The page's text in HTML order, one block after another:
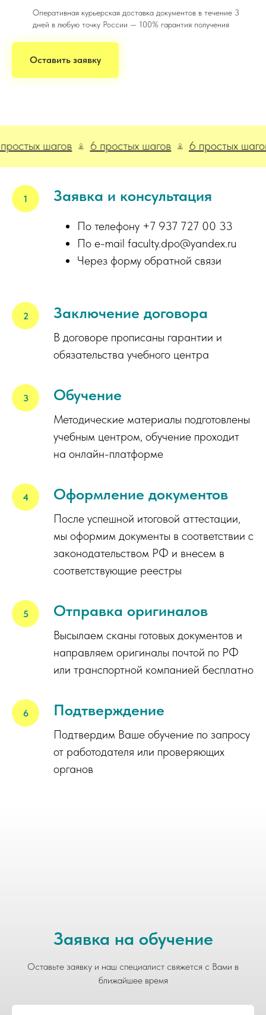
Оперативная курьерская доставка документов в течение 3
дней в любую точку России — 100% гарантия получения
Оставить заявку
шагов 6 простых шагов 6 простых шагов
Заявка и консультация
По телефону +7 937 727 00 33
По e-mail faculty.dpo@yandex.ru
Через форму обратной связи
Заключение договора
В договоре прописаны гарантии и
обязательства учебного центра
Обучение
Методические материалы подготовлены
учебным центром, обучение проходит
на онлайн-платформе
Оформление документов
После успешной итоговой аттестации,
мы оформим документы в соответствии с
законодательством РФ и внесем в
соответствующие реестры
Отправка оригиналов
Высылаем сканы готовых документов и
направляем оригиналы почтой по РФ
или транспортной компанией бесплатно
Подтверждение
Подтвердим Ваше обучение по запросу
от работодателя или проверяющих
органов
Заявка на обучение
Оставьте заявку и наш специалист свяжется с Вами в
ближайшее время